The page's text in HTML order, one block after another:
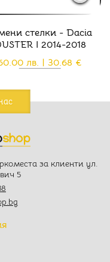
стелки - Dacia
I 2014-2018
лв. | 30.68 €
за клиенти ул.
5